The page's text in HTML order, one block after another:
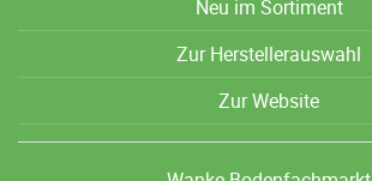
Neu im Sortiment
Zur Herstellerauswahl
Zur Website